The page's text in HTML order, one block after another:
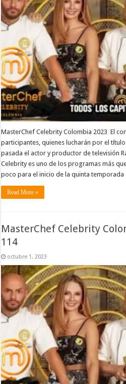
MasterChef Celebrity Colombia 2023 El
participantes, quienes lucharán por el
pasada el actor y productor de televisión
Celebrity es uno de los programas más
poco para el inicio de la quinta
Read More »
MasterChef Celebrity
114
octubre 1, 2023